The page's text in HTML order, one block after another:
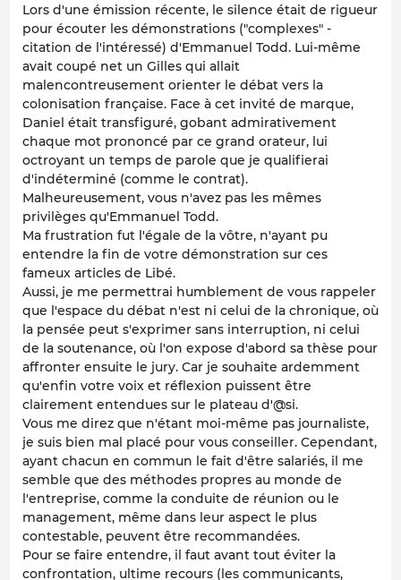
Lors d'une émission récente, le silence était de rigueur
pour écouter les démonstrations ("complexes" -
citation de l'intéressé) d'Emmanuel Todd. Lui-même
avait coupé net un Gilles qui allait
malencontreusement orienter le débat vers la
colonisation française. Face à cet invité de marque,
Daniel était transfiguré, gobant admirativement
chaque mot prononcé par ce grand orateur, lui
octroyant un temps de parole que je qualifierai
d'indéterminé (comme le contrat).
Malheureusement, vous n'avez pas les mêmes
privilèges qu'Emmanuel Todd.
Ma frustration fut l'égale de la vôtre, n'ayant pu
entendre la fin de votre démonstration sur ces
fameux articles de Libé.
Aussi, je me permettrai humblement de vous rappeler
que l'espace du débat n'est ni celui de la chronique, où
la pensée peut s'exprimer sans interruption, ni celui
de la soutenance, où l'on expose d'abord sa thèse pour
affronter ensuite le jury. Car je souhaite ardemment
qu'enfin votre voix et réflexion puissent être
clairement entendues sur le plateau d'@si.
Vous me direz que n'étant moi-même pas journaliste,
je suis bien mal placé pour vous conseiller. Cependant,
ayant chacun en commun le fait d'être salariés, il me
semble que des méthodes propres au monde de
l'entreprise, comme la conduite de réunion ou le
management, même dans leur aspect le plus
contestable, peuvent être recommandées.
Pour se faire entendre, il faut avant tout éviter la
confrontation, ultime recours (les communicants,